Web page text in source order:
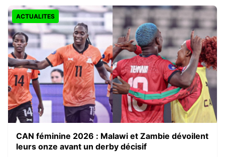
ACTUALITES
CAN féminine 2026 : Malawi et Zambie dévoilent
leurs onze avant un derby décisif